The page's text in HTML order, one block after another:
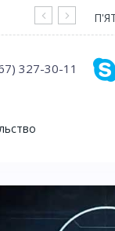
На
327-30-11